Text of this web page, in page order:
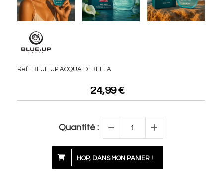
Ref : BLUE UP ACQUA DI BELLA
24,99€
Quantité :
HOP, DANS MON PANIER !